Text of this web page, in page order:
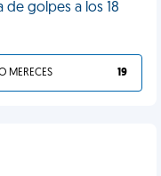
de golpes a los 18
MERECES 19